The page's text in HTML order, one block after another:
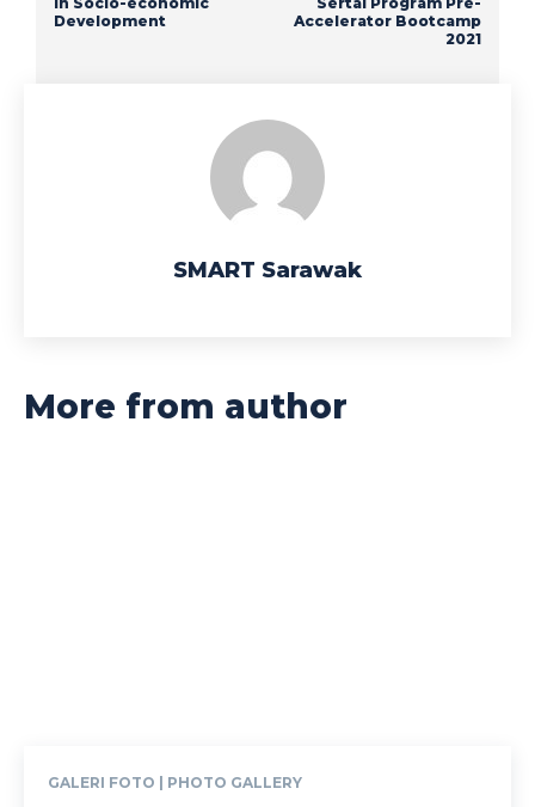
Development
Accelerator Bootcamp
2021
SMART Sarawak
More from author
GALERI FOTO | PHOTO GALLERY